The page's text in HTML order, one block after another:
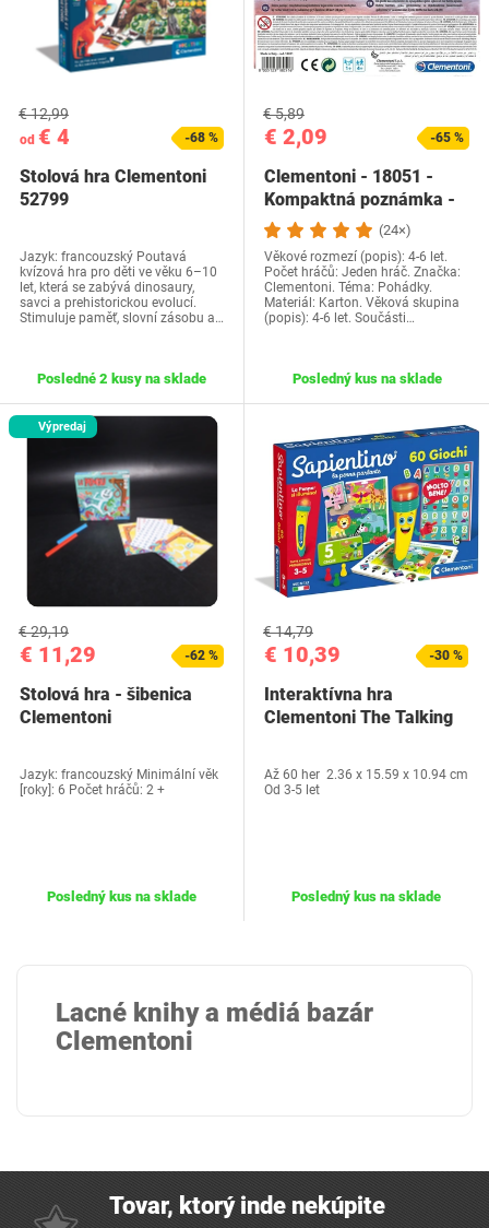
od € 4
€ 12,99
-68 %
Stolová hra Clementoni
52799
Jazyk: francouzský Poutavá
kvízová hra pro děti ve věku 6–10
let, která se zabývá dinosaury,
savci a prehistorickou evolucí.
Stimuluje paměť, slovní zásobu a…
Posledné 2 kusy na sklade
€ 2,09
€ 5,89
-65 %
Clementoni - 18051 -
Kompaktná poznámka -
Ľadové kráľovstvo…
(24×)
Věkové rozmezí (popis): 4-6 let.
Počet hráčů: Jeden hráč. Značka:
Clementoni. Téma: Pohádky.
Materiál: Karton. Věková skupina
(popis): 4-6 let. Součásti…
Posledný kus na sklade
Výpredaj
€ 11,29
€ 29,19
-62 %
Stolová hra - šibenica
Clementoni
Jazyk: francouzský Minimální věk
[roky]: 6 Počet hráčů: 2 +
Posledný kus na sklade
€ 10,39
€ 14,79
-30 %
Interaktívna hra
Clementoni The Talking
Až 60 her 2.36 x 15.59 x 10.94 cm
Od 3-5 let
Posledný kus na sklade
Lacné knihy a médiá bazár
Clementoni
Tovar, ktorý inde nekúpite